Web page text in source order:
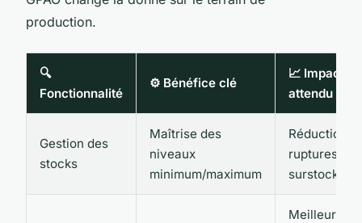
production.
🔍
Fonctionnalité
⚙️ Bénéfice clé
📈 Impact
attendu
Gestion des
stocks
Maîtrise des
niveaux
minimum/maximum
Réduction
ruptures et
surstocks
Meilleure